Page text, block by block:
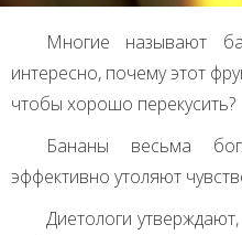
Многие называют
интересно, почему этот
чтобы хорошо перекусить?
Бананы весьма
эффективно утоляют
Диетологи